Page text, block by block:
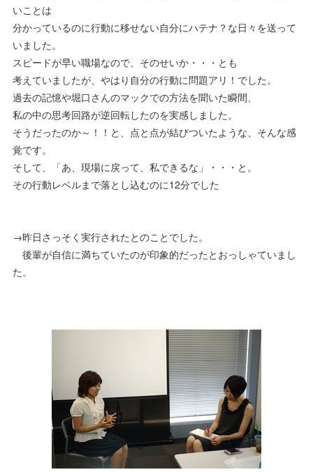
いことは
分かっているのに行動に移せない自分にハテナ？な日々を送って
いました。
スピードが早い職場なので、そのせいか・・・とも
考えていましたが、やはり自分の行動に問題アリ！でした。
過去の記憶や堀口さんのマックでの方法を聞いた瞬間、
私の中の思考回路が逆回転したのを実感しました。
そうだったのか～！！と、点と点が結びついたような、そんな感
覚です。
そして、「あ、現場に戻って、私できるな」・・・と。
その行動レベルまで落とし込むのに12分でした
→昨日さっそく実行されたとのことでした。
後輩が自信に満ちていたのが印象的だったとおっしゃていまし
た。